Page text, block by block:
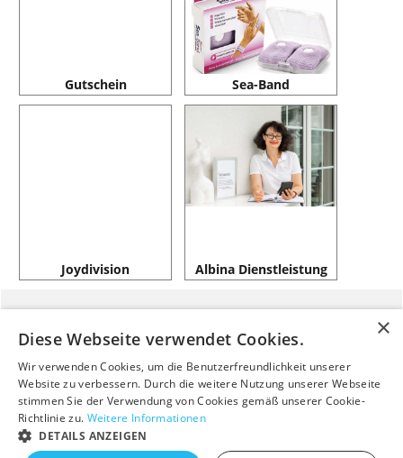
Gutschein Sea-Band
Joydivision Albina Dienstleistung
Baby Shop
Mama Shop
Versandkosten
ALBINA BLOG
Bestellung widerrufen
Diese Webseite verwendet Cookies.
Wir verwenden Cookies, um die Benutzerfreundlichkeit unserer
Website zu verbessern. Durch die weitere Nutzung unserer Webseite
stimmen Sie der Verwendung von Cookies gemäß unserer Cookie-
Richtlinie zu. Weitere Informationen
DETAILS ANZEIGEN